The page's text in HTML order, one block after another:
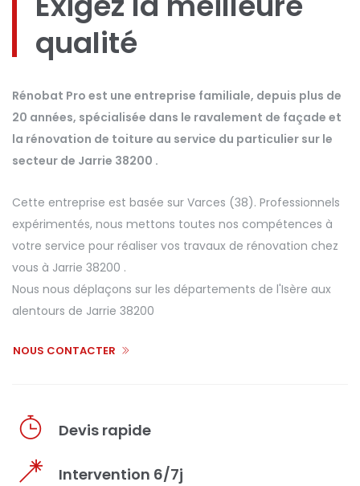
qualité
Rénobat Pro est une entreprise familiale, depuis plus de
20 années, spécialisée dans le ravalement de façade et
la rénovation de toiture au service du particulier sur le
secteur de Jarrie 38200 .
Cette entreprise est basée sur Varces (38). Professionnels
expérimentés, nous mettons toutes nos compétences à
votre service pour réaliser vos travaux de rénovation chez
vous à Jarrie 38200 .
Nous nous déplaçons sur les départements de l'Isère aux
alentours de Jarrie 38200
NOUS CONTACTER
Devis rapide
Intervention 6/7j